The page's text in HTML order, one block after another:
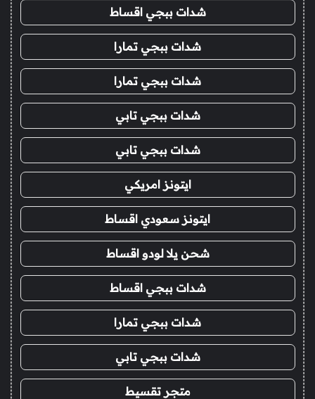
شدات ببجي اقساط
شدات ببجي تمارا
شدات ببجي تمارا
شدات ببجي تابي
شدات ببجي تابي
ايتونز امريكي
ايتونز سعودي اقساط
شحن يلا لودو اقساط
شدات ببجي اقساط
شدات ببجي تمارا
شدات ببجي تابي
متجر تقسيط